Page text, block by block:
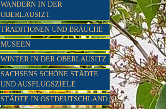
WANDERN IN DER
OBERLAUSIZT
TRADITIONEN UND BRÄUCHE
MUSEEN
WINTER IN DER OBERLAUSITZ
SACHSENS SCHÖNE STÄDTE
UND AUSFLUGSZIELE
STÄDTE IN OSTDEUTSCHLAND